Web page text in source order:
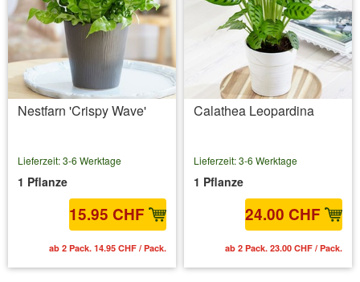
Nestfarn 'Crispy Wave'
Lieferzeit: 3-6 Werktage
1 Pflanze
15.95 CHF
ab 2 Pack. 14.95 CHF / Pack.
Calathea Leopardina
Lieferzeit: 3-6 Werktage
1 Pflanze
24.00 CHF
ab 2 Pack. 23.00 CHF / Pack.